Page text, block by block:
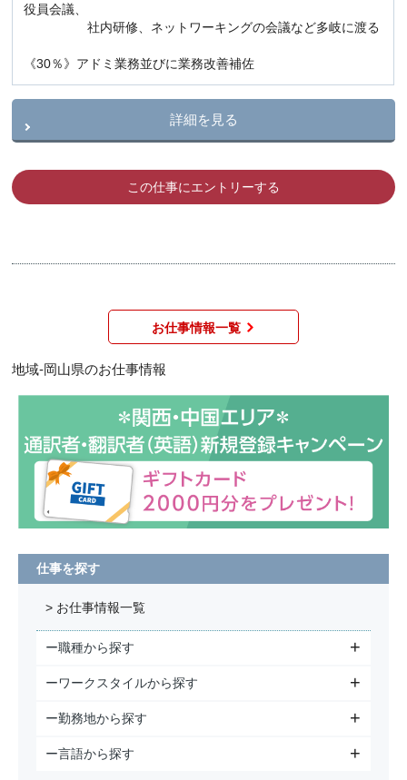
役員会議、
社内研修、ネットワーキングの会議など多岐に渡る
《30％》アドミ業務並びに業務改善補佐
詳細を見る
この仕事にエントリーする
お仕事情報一覧
地域-岡山県のお仕事情報
仕事を探す
> お仕事情報一覧
ー職種から探す
ーワークスタイルから探す
ー勤務地から探す
ー言語から探す